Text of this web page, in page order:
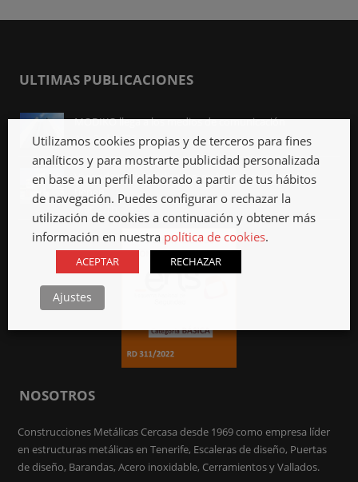
ULTIMAS PUBLICACIONES
MODIKO llega a los medios de comunicación
Abr 3rd, 2023
Viviendas industrializadas, qué son y qué ventajas
tienen
Mar 27th, 2023
NOSOTROS
Construcciones Metálicas Cercasa desde 1969 como empresa líder
en estructuras metálicas en Tenerife, Escaleras de diseño, Puertas
de diseño, Barandas, Acero inoxidable, Cerramientos y Vallados.
Utilizamos cookies propias y de terceros para fines
analíticos y para mostrarte publicidad personalizada
en base a un perfil elaborado a partir de tus hábitos
de navegación. Puedes configurar o rechazar la
utilización de cookies a continuación y obtener más
información en nuestra política de cookies.
ACEPTAR RECHAZAR
Ajustes